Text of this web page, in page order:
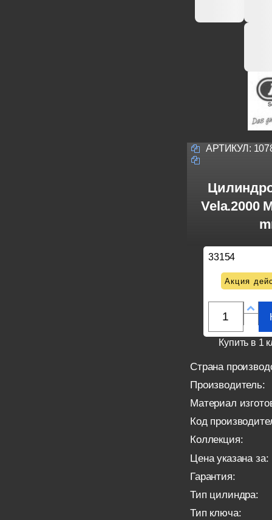
АРТИКУЛ:
Vela.2000
33154
Акция
Купить в 1
Страна
Производитель:
Материал
Код
Коллекция:
Цена указана за:
Гарантия:
Тип цилиндра:
Тип ключа: